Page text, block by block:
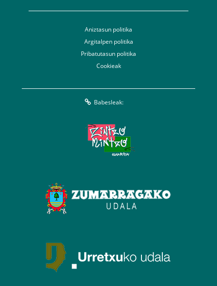
Aniztasun politika
Argitalpen politika
Pribatutasun politika
Cookieak
Babesleak: